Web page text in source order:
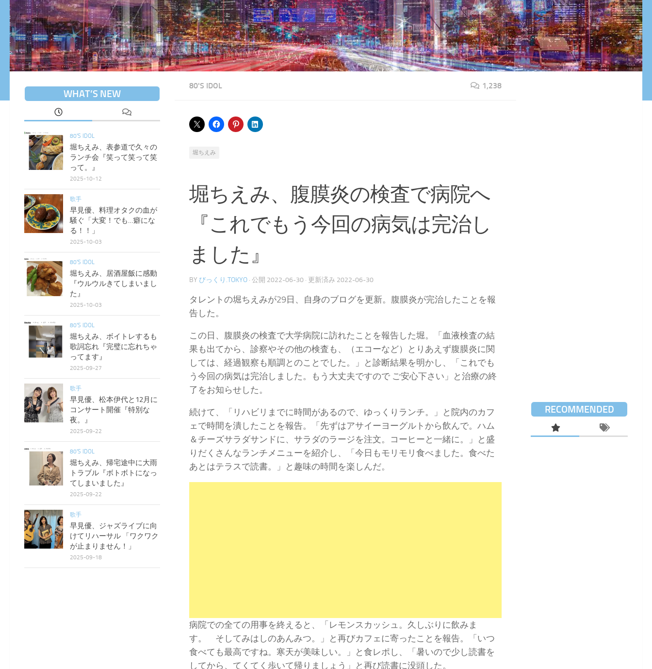
80'S IDOL 1,238
堀ちえみ
堀ちえみ、腹膜炎の検査で病院へ
『これでもう今回の病気は完治し
ました』
BY びっくり.TOKYO · 公開 2022-06-30 · 更新済み 2022-06-30
タレントの堀ちえみが29日、自身のブログを更新。腹膜炎が完治したことを報
告した。
この日、腹膜炎の検査で大学病院に訪れたことを報告した堀。「血液検査の結
果も出てから、診察やその他の検査も、（エコーなど）とりあえず腹膜炎に関
しては、経過観察も順調とのことでした。」と診断結果を明かし、「これでも
う今回の病気は完治しました。もう大丈夫ですので ご安心下さい」と治療の終
了をお知らせした。
続けて、「リハビリまでに時間があるので、ゆっくりランチ。」と院内のカフ
ェで時間を潰したことを報告。「先ずはアサイーヨーグルトから飲んで。ハム
＆チーズサラダサンドに、サラダのラージを注文。コーヒーと一緒に。」と盛
りだくさんなランチメニューを紹介し、「今日もモリモリ食べました。食べた
あとはテラスで読書。」と趣味の時間を楽しんだ。
病院での全ての用事を終えると、「レモンスカッシュ。久しぶりに飲みま
す。 そしてみはしのあんみつ。」と再びカフェに寄ったことを報告。「いつ
食べても最高ですね。寒天が美味しい。」と食レポし、「暑いので少し読書を
してから、てくてく歩いて帰りましょう」と再び読書に没頭した。
WHAT’S NEW
80'S IDOL
堀ちえみ、表参道で久々の
ランチ会『笑って笑って笑
って。』
2025-10-12
歌手
早見優、料理オタクの血が
騒ぐ「大変！でも…癖にな
る！！」
2025-10-03
80'S IDOL
堀ちえみ、居酒屋飯に感動
『ウルウルきてしまいまし
た』
2025-10-03
80'S IDOL
堀ちえみ、ボイトレするも
歌詞忘れ『完璧に忘れちゃ
ってます』
2025-09-27
歌手
早見優、松本伊代と12月に
コンサート開催『特別な
夜。』
2025-09-22
80'S IDOL
堀ちえみ、帰宅途中に大雨
トラブル『ボトボトになっ
てしまいました』
2025-09-22
歌手
早見優、ジャズライブに向
けてリハーサル 「ワクワク
が止まりません！」
2025-09-18
RECOMMENDED